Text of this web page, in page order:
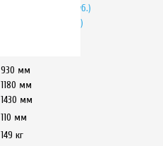
(+14 000 руб.)
(под заказ)
930 мм
1180 мм
1430 мм
110 мм
149 кг